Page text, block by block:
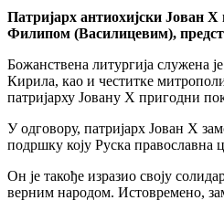
Патријарх антиохијски Јован
Филипом (Василицевим),
Божанствена литургија служена
Кирила, као и честитке
патријарху Јовану X пригодни
У одговору, патријарх Јован X
подршку коју Руска православна
Он је такође изразио своју
верним народом. Истовремено,